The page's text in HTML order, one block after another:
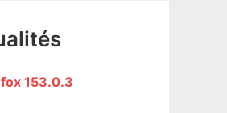
153.0.3